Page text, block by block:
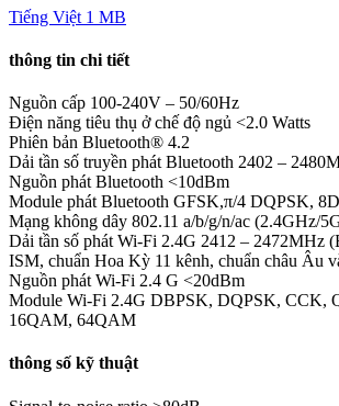
Tiếng Việt 1 MB
thông tin chi tiết
Nguồn cấp 100-240V – 50/60Hz
Điện năng tiêu thụ ở chế độ ngủ <2.0 Watts
Phiên bản Bluetooth® 4.2
Dải tần số truyền phát Bluetooth 2402 –
Nguồn phát Bluetooth <10dBm
Module phát Bluetooth GFSK,π/4 DQPSK,
Mạng không dây 802.11 a/b/g/n/ac (2.4GHz/
Dải tần số phát Wi-Fi 2.4G 2412 – 2472MHz
ISM, chuẩn Hoa Kỳ 11 kênh, chuẩn châu Âu
Nguồn phát Wi-Fi 2.4 G <20dBm
Module Wi-Fi 2.4G DBPSK, DQPSK, CCK,
16QAM, 64QAM
thông số kỹ thuật